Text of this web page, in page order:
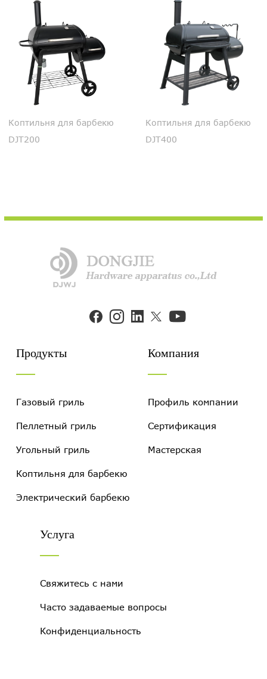
Коптильня для барбекю
DJT200
Коптильня для барбекю
DJT400
 
Продукты
Газовый гриль
Пеллетный гриль
Угольный гриль
Коптильня для барбекю
Электрический барбекю
Компания
Профиль компании
Сертификация
Мастерская
Услуга
Свяжитесь с нами
Часто задаваемые вопросы
Конфиденциальность